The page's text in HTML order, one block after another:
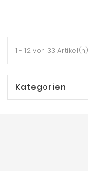
1 - 12 von 33 Artikel(n)
Kategorien